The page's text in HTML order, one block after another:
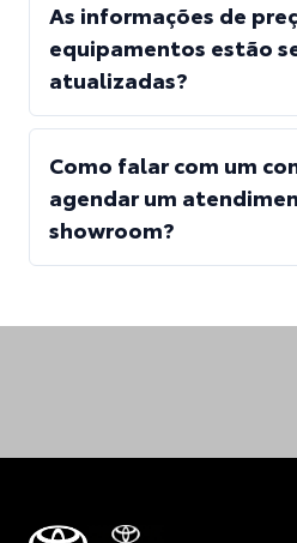
As informações de
equipamentos estão
atualizadas?
Como falar com um
agendar um
showroom?